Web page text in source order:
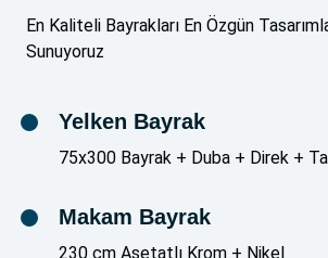
En Kaliteli Bayrakları En Özgün
Sunuyoruz
Yelken Bayrak
75x300 Bayrak + Duba + Direk +
Makam Bayrak
230 cm Asetatlı Krom + Nikel